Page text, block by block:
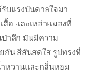
บแรงบันดาลใจมา
สื้อ และเหล่าแมลงที่
ป่าลึก มันมีความ
กัน สีสันสดใส รูปทรงที่
หวานและกลิ่นหอม